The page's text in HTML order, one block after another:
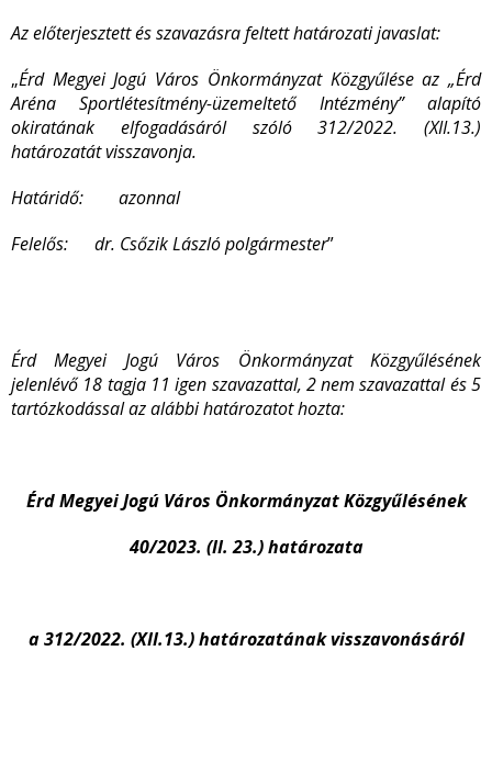
Az előterjesztett és szavazásra feltett határozati javaslat:
„Érd Megyei Jogú Város Önkormányzat Közgyűlése az „Érd
Aréna Sportlétesítmény-üzemeltető Intézmény” alapító
okiratának elfogadásáról szóló 312/2022. (XII.13.)
határozatát visszavonja.
Határidő: azonnal
Felelős: dr. Csőzik László polgármester”
Érd Megyei Jogú Város Önkormányzat Közgyűlésének
jelenlévő 18 tagja 11 igen szavazattal, 2 nem szavazattal és 5
tartózkodással az alábbi határozatot hozta:
Érd Megyei Jogú Város Önkormányzat Közgyűlésének
40/2023. (II. 23.) határozata
a 312/2022. (XII.13.) határozatának visszavonásáról